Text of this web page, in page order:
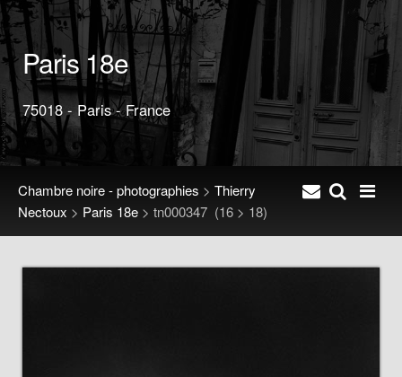
Paris 18e
75018 - Paris - France
Chambre noire - photographies > Thierry
Nectoux > Paris 18e > tn000347 (16 > 18)